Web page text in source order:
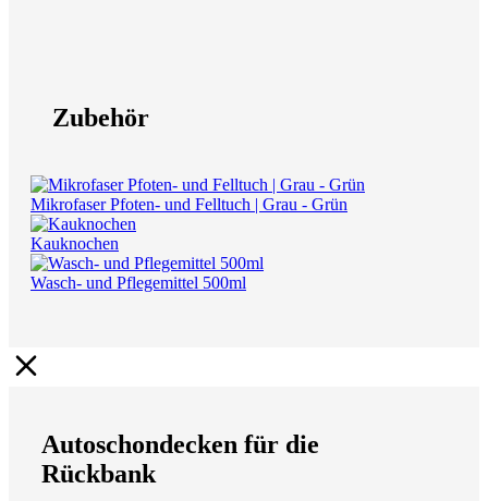
Zubehör
Mikrofaser Pfoten- und Felltuch | Grau - Grün
Kauknochen
Wasch- und Pflegemittel 500ml
Autoschondecken für die
Rückbank